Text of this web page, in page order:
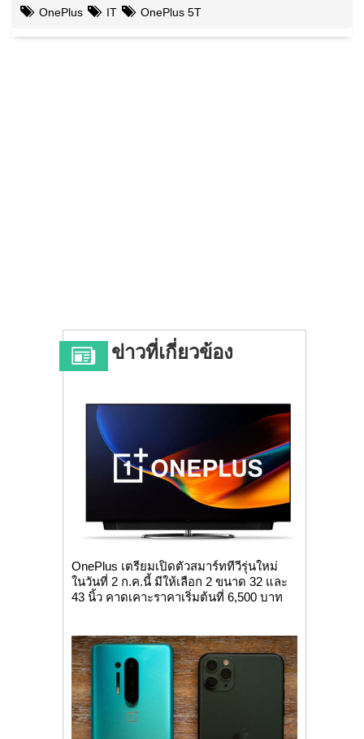
OnePlus IT OnePlus 5T
ข่าวที่เกี่ยวข้อง
OnePlus เตรียมเปิดตัวสมาร์ททีวีรุ่นใหม่
ในวันที่ 2 ก.ค.นี้ มีให้เลือก 2 ขนาด 32 และ
43 นิ้ว คาดเคาะราคาเริ่มต้นที่ 6,500 บาท